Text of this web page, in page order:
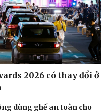
2026 có thay đổi ở
dùng ghế an toàn cho